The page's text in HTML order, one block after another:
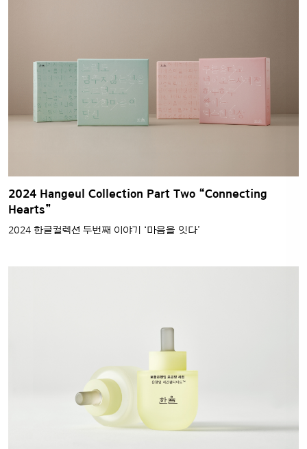
2024 Hangeul Collection Part Two “Connecting
Hearts”
2024 한글컬렉션 두번째 이야기 ‘마음을 잇다’